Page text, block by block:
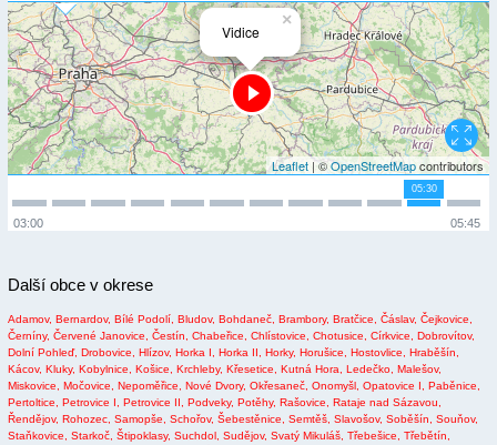
×
Vidice
Leaflet | ©OpenStreetMapcontributors
05:30
05:45
03:00
Další obce v okrese
Adamov, Bernardov, Bílé Podolí, Bludov, Bohdaneč, Brambory, Bratčice, Čáslav, Čejkovice,
Černíny, Červené Janovice, Čestín, Chabeřice, Chlístovice, Chotusice, Církvice, Dobrovítov,
Dolní Pohleď, Drobovice, Hlízov, Horka I, Horka II, Horky, Horušice, Hostovlice, Hraběšín,
Kácov, Kluky, Kobylnice, Košice, Krchleby, Křesetice, Kutná Hora, Ledečko, Malešov,
Miskovice, Močovice, Nepoměřice, Nové Dvory, Okřesaneč, Onomyšl, Opatovice I, Paběnice,
Pertoltice, Petrovice I, Petrovice II, Podveky, Potěhy, Rašovice, Rataje nad Sázavou,
Řendějov, Rohozec, Samopše, Schořov, Šebestěnice, Semtěš, Slavošov, Soběšín, Souňov,
Staňkovice, Starkoč, Štipoklasy, Suchdol, Sudějov, Svatý Mikuláš, Třebešice, Třebětín,